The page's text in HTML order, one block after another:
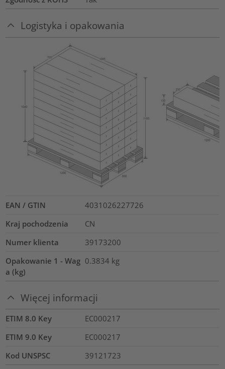
Logistyka i opakowania
EAN / GTIN
4031026227726
Kraj pochodzenia
CN
Numer klienta
39173200
Opakowanie 1 - Wag
a (kg)
0.3834 kg
Więcej informacji
ETIM 8.0 Key
EC000217
ETIM 9.0 Key
EC000217
Kod UNSPSC
39121723